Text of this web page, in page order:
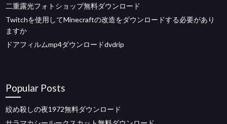
二重露光フォトショップ無料ダウンロード
Twitchを使用してMinecraftの改造をダウンロードする必要があり
ますか
ドアフィルムmp4ダウンロードdvdrip
Popular Posts
絞め殺しの夜1972無料ダウンロード